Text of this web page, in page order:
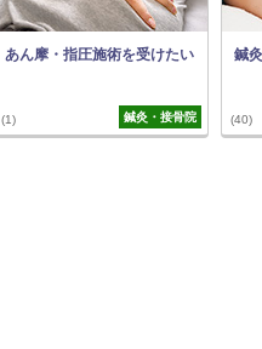
あん摩・指圧施術を受けたい
(1) 鍼灸・接骨院
鍼
(40)